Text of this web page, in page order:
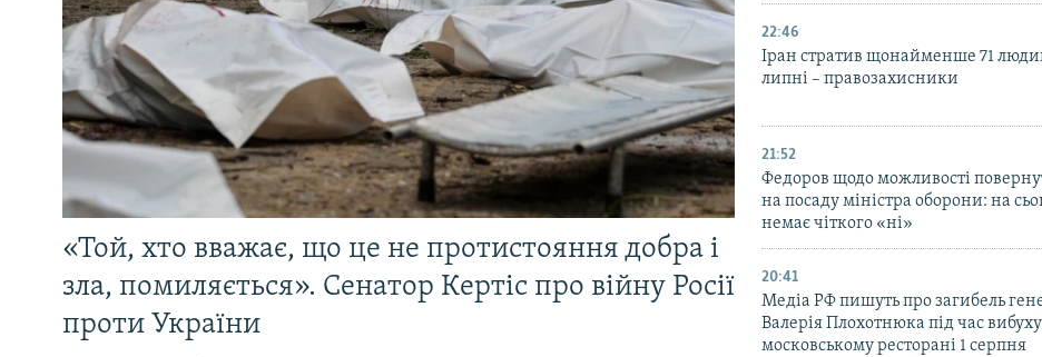
«Той, хто вважає, що це не протистояння добра і
зла, помиляється». Сенатор Кертіс про війну Росії
проти України
22:46
Іран стратив щонайменше 71
липні – правозахисники
21:52
Федоров щодо можливості
на посаду міністра оборони: на
немає чіткого «ні»
20:41
Медіа РФ пишуть про загибель
Валерія Плохотнюка під час
московському ресторані 1 серпня